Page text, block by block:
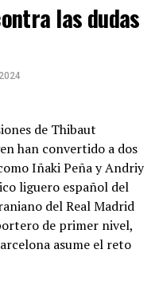
las dudas
de Thibaut
han convertido a dos
Iñaki Peña y Andriy
liguero español del
del Real Madrid
de primer nivel,
asume el reto